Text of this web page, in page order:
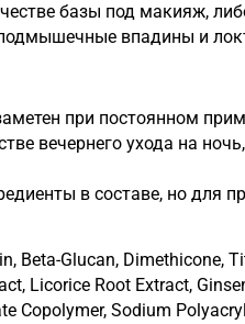
базы под макияж,
подмышечные впадины и
при постоянном
вечернего ухода на
в составе, но для
Beta-Glucan,
Licorice Root Extract,
Copolymer, Sodium